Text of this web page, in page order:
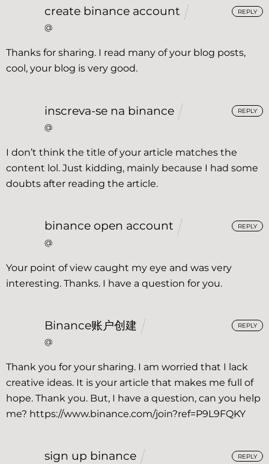
create binance account
@
Thanks for sharing. I read many of your blog posts,
cool, your blog is very good.
REPLY
inscreva-se na binance
@
I don’t think the title of your article matches the
content lol. Just kidding, mainly because I had some
doubts after reading the article.
REPLY
binance open account
@
Your point of view caught my eye and was very
interesting. Thanks. I have a question for you.
REPLY
Binance账户创建
@
Thank you for your sharing. I am worried that I lack
creative ideas. It is your article that makes me full of
hope. Thank you. But, I have a question, can you help
me? https://www.binance.com/join?ref=P9L9FQKY
REPLY
sign up binance REPLY